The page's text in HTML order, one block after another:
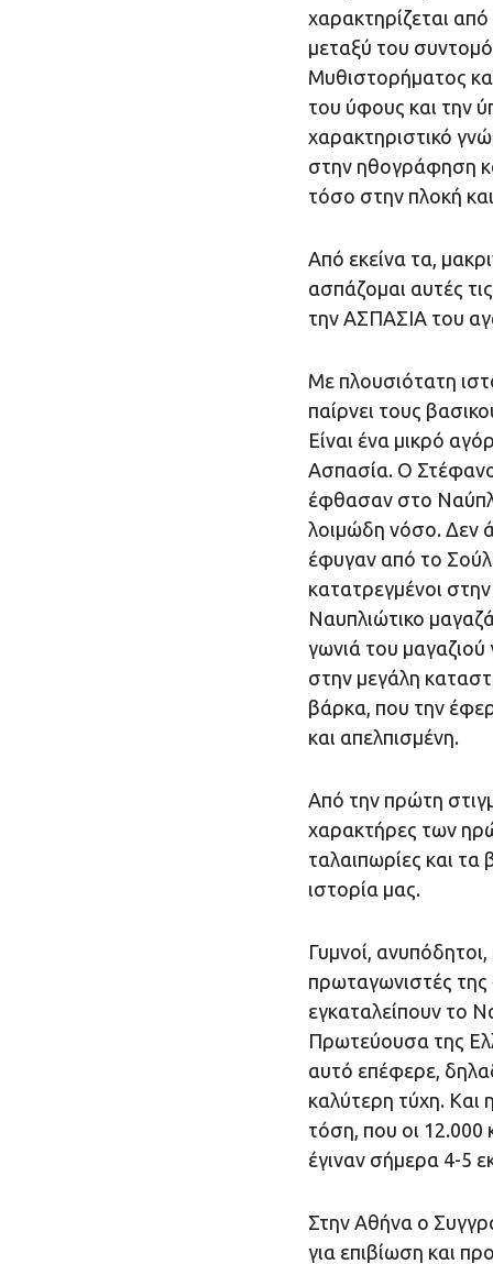
χαρακτηρίζεται
μεταξύ του
Μυθιστορήματος
του ύφους και την
χαρακτηριστικό
στην ηθογράφηση
τόσο στην πλοκή
Από εκείνα τα,
ασπάζομαι αυτές
την ΑΣΠΑΣΙΑ του
Με πλουσιότατη
παίρνει τους
Είναι ένα μικρό
Ασπασία. Ο
έφθασαν στο
λοιμώδη νόσο. Δεν
έφυγαν από το
κατατρεγμένοι
Ναυπλιώτικο
γωνιά του μαγαζιού
στην μεγάλη
βάρκα, που την
και απελπισμένη.
Από την πρώτη
χαρακτήρες των
ταλαιπωρίες και
ιστορία μας.
Γυμνοί,
πρωταγωνιστές της
εγκαταλείπουν το
Πρωτεύουσα της
αυτό επέφερε,
καλύτερη τύχη.
τόση, που οι 12.000
έγιναν σήμερα 4-5
Στην Αθήνα ο
για επιβίωση και